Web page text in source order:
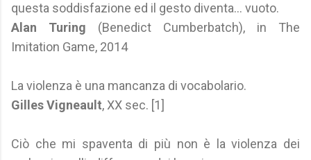
questa soddisfazione ed il gesto diventa... vuoto.
Alan Turing (Benedict Cumberbatch), in The
Imitation Game, 2014
La violenza è una mancanza di vocabolario.
Gilles Vigneault, XX sec. [1]
Ciò che mi spaventa di più non è la violenza dei